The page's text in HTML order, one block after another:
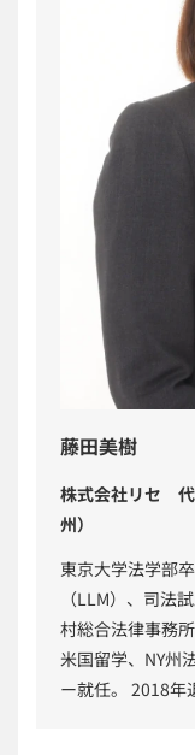
藤田美樹
株式会社リセ 代
州）
東京大学法学部
（LLM）、司法
村総合法律事務
米国留学、NY州
ー就任。 2018年